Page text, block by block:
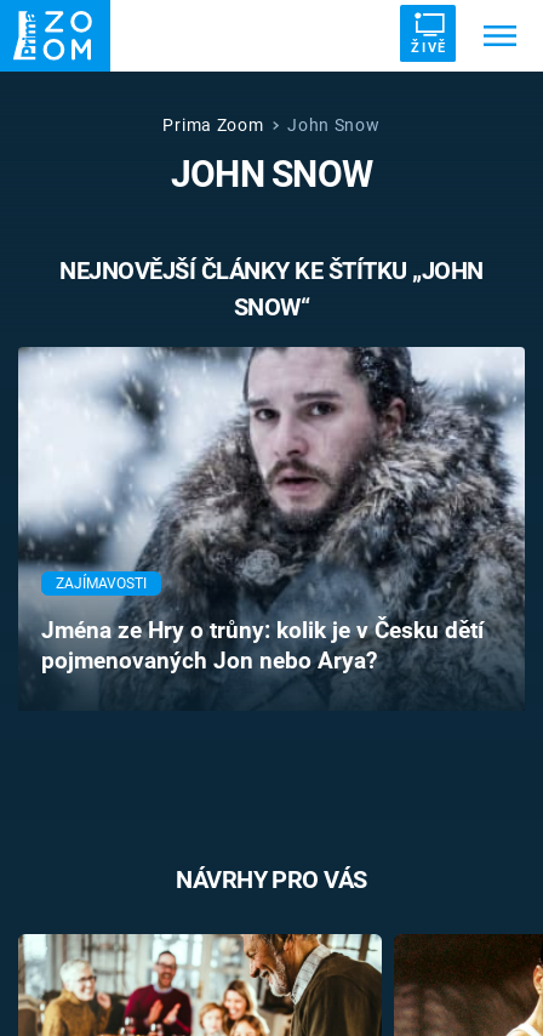
ŽIVĚ
UFO DRUHÁ SVĚTOVÁ VÁLKA
VETŘELCI DÁVNOVĚKU
Témata
TV Program
Časopis
Sledujte prima+
Prima Zoom John Snow
JOHN SNOW
NEJNOVĚJŠÍ ČLÁNKY KE ŠTÍTKU „JOHN
SNOW“
ZAJÍMAVOSTI
Jména ze Hry o trůny: kolik je v Česku dětí
pojmenovaných Jon nebo Arya?
NÁVRHY PRO VÁS